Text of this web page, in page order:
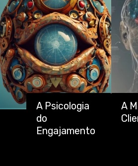
A Psicologia
do
Engajamento
A